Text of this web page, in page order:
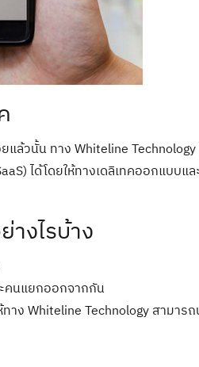
แล้วนั้น ทาง Whiteline
ได้โดยให้ทางเดลิเทคออกแบบแ
างไรบ้าง
คนแยกออกจากกัน
ง Whiteline Technology สามาร